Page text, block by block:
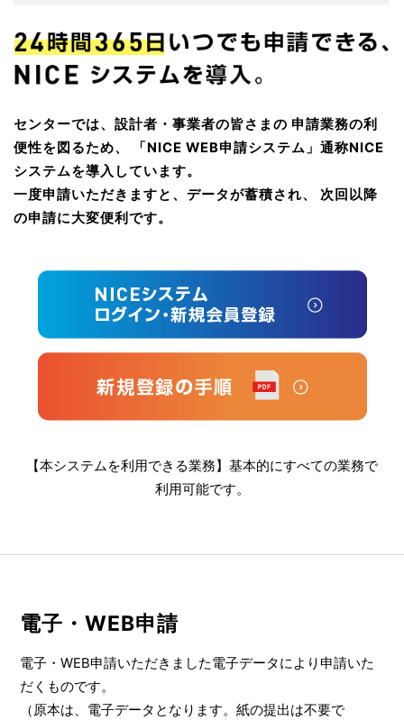
センターでは、設計者・事業者の皆さまの 申請業務の利
便性を図るため、
「NICE WEB申請システム」通称NICE
システムを導入しています。
一度申請いただきますと、データが蓄積され、
次回以降
の申請に大変便利です。
【本システムを利用できる業務】基本的にすべての業務で
利用可能です。
電子・WEB申請
電子・WEB申請いただきました電子データにより申請いた
だくものです。
（原本は、電子データとなります。紙の提出は不要で